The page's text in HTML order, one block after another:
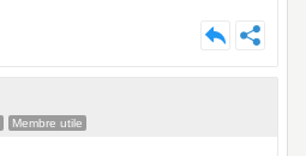
Membre utile